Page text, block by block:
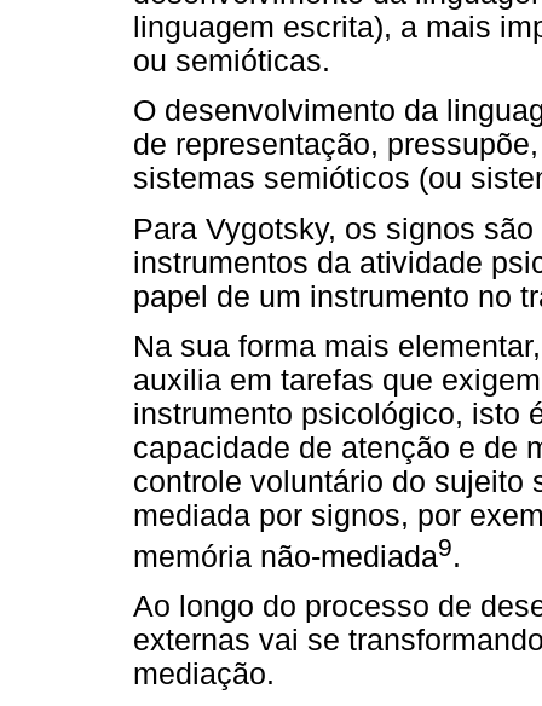
linguagem escrita), a mais
ou semióticas.
O desenvolvimento da
de representação,
sistemas semióticos (ou
Para Vygotsky, os signos
instrumentos da atividade
papel de um instrumento no
Na sua forma mais
auxilia em tarefas que
instrumento psicológico, isto
capacidade de atenção e de
controle voluntário do sujeito
mediada por signos, por
memória não-mediada9.
Ao longo do processo de
externas vai se
mediação.